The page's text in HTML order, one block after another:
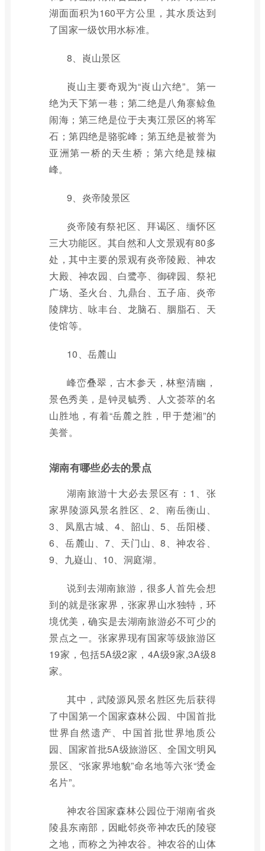
湖面面积为160平方公里，其水质达到
了国家一级饮用水标准。
8、崀山景区
崀山主要奇观为“崀山六绝”。第一
绝为天下第一巷；第二绝是八角寨鲸鱼
闹海；第三绝是位于夫夷江景区的将军
石；第四绝是骆驼峰；第五绝是被誉为
亚洲第一桥的天生桥；第六绝是辣椒
峰。
9、炎帝陵景区
炎帝陵有祭祀区、拜谒区、缅怀区
三大功能区。其自然和人文景观有80多
处，其中主要的景观有炎帝陵殿、神农
大殿、神农园、白鹭亭、御碑园、祭祀
广场、圣火台、九鼎台、五子庙、炎帝
陵牌坊、咏丰台、龙脑石、胭脂石、天
使馆等。
10、岳麓山
峰峦叠翠，古木参天，林壑清幽，
景色秀美，是钟灵毓秀、人文荟萃的名
山胜地，有着“岳麓之胜，甲于楚湘”的
美誉。
湖南有哪些必去的景点
湖南旅游十大必去景区有：1、张
家界陵源风景名胜区、2、南岳衡山、
3、凤凰古城、4、韶山、5、岳阳楼、
6、岳麓山、7、天门山、8、神农谷、
9、九嶷山、10、洞庭湖。
说到去湖南旅游，很多人首先会想
到的就是张家界，张家界山水独特，环
境优美，确实是去湖南旅游必不可少的
景点之一。张家界现有国家等级旅游区
19家，包括5A级2家，4A级9家,3A级8
家。
其中，武陵源风景名胜区先后获得
了中国第一个国家森林公园、中国首批
世界自然遗产、中国首批世界地质公
园、国家首批5A级旅游区、全国文明风
景区、“张家界地貌”命名地等六张“烫金
名片”。
神农谷国家森林公园位于湖南省炎
陵县东南部，因毗邻炎帝神农氏的陵寝
之地，而称之为神农谷。神农谷的山体